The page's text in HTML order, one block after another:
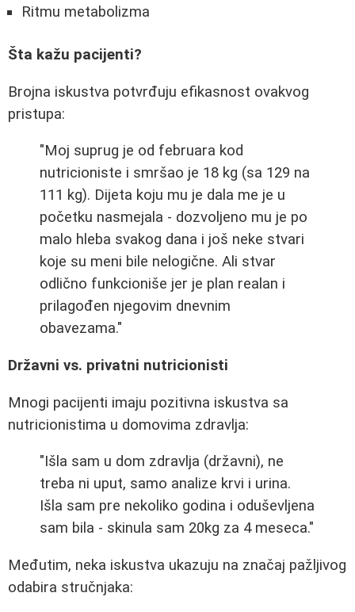
Ritmu metabolizma
Šta kažu pacijenti?
Brojna iskustva potvrđuju efikasnost ovakvog
pristupa:
"Moj suprug je od februara kod
nutricioniste i smršao je 18 kg (sa 129 na
111 kg). Dijeta koju mu je dala me je u
početku nasmejala - dozvoljeno mu je po
malo hleba svakog dana i još neke stvari
koje su meni bile nelogične. Ali stvar
odlično funkcioniše jer je plan realan i
prilagođen njegovim dnevnim
obavezama."
Državni vs. privatni nutricionisti
Mnogi pacijenti imaju pozitivna iskustva sa
nutricionistima u domovima zdravlja:
"Išla sam u dom zdravlja (državni), ne
treba ni uput, samo analize krvi i urina.
Išla sam pre nekoliko godina i oduševljena
sam bila - skinula sam 20kg za 4 meseca."
Međutim, neka iskustva ukazuju na značaj pažljivog
odabira stručnjaka: